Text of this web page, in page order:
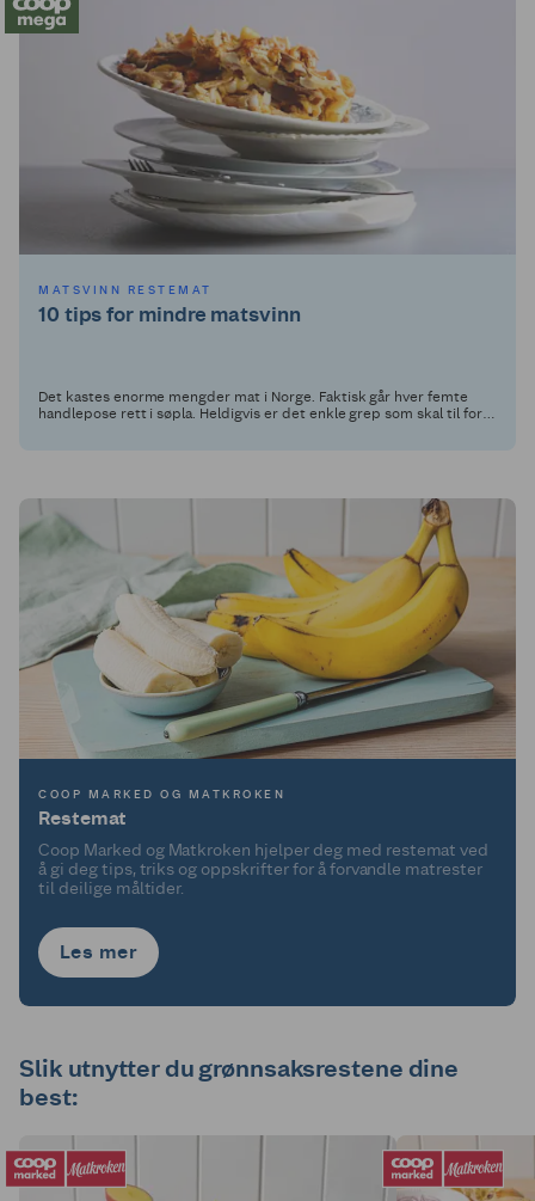
MATSVINN RESTEMAT
10 tips for mindre matsvinn
Det kastes enorme mengder mat i Norge. Faktisk går hver femte
handlepose rett i søpla. Heldigvis er det enkle grep som skal til for å
COOP MARKED OG MATKROKEN
Restemat
Coop Marked og Matkroken hjelper deg med restemat ved
å gi deg tips, triks og oppskrifter for å forvandle matrester
til deilige måltider.
Les mer
Slik utnytter du grønnsaksrestene dine
best: